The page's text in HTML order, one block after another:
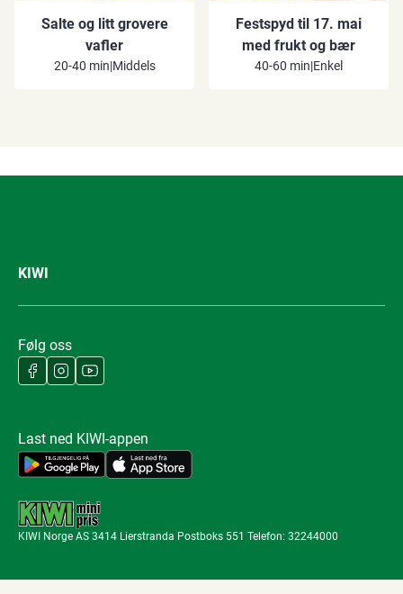
Salte og litt grovere
vafler
20-40 min|Middels
Festspyd til 17. mai
med frukt og bær
40-60 min|Enkel
KIWI
Følg oss
Last ned KIWI-appen
KIWI Norge AS 3414 Lierstranda Postboks 551 Telefon: 32244000